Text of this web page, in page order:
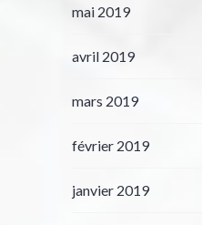
mai 2019
avril 2019
mars 2019
février 2019
janvier 2019